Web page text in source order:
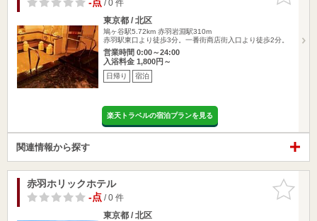
-点/ 0 件
東京都 / 北区
鳩ヶ谷駅5.72km 赤羽岩淵駅310m
赤羽駅東口より徒歩3分。一番街商店街入口より徒歩2分。
営業時間 0:00～24:00
入浴料金 1,800円～
日帰り 宿泊
楽天トラベルの宿泊プランを見る
関連情報から探す
お気に入
りに追加
赤羽ホリックホテル
-点/ 0 件
東京都 / 北区